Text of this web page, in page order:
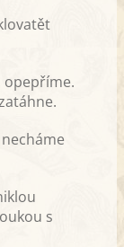
opepříme.
s